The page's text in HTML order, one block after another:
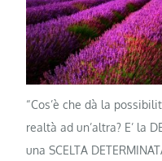
“Cos’è che dà la
realtà ad un’altra? E’ la
una SCELTA